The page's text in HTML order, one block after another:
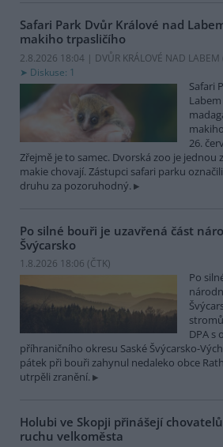
Safari Park Dvůr Králové nad
makiho trpasličího
2.8.2026 18:04 | DVŮR KRÁLOVÉ NAD LABEM
Diskuse: 1
Safari
26.
Zřejmě je to samec. Dvorská zoo je jednou
makie chovají. Zástupci safari parku
druhu za pozoruhodný.
Po silné bouři je uzavřená část
Švýcarsko
1.8.2026 18:06 (ČTK)
Po
DPA s
příhraničního okresu Saské Švýcarsko-
pátek při bouři zahynul nedaleko obce
utrpěli zranění.
Holubi ve Skopji přinášejí
ruchu velkoměsta